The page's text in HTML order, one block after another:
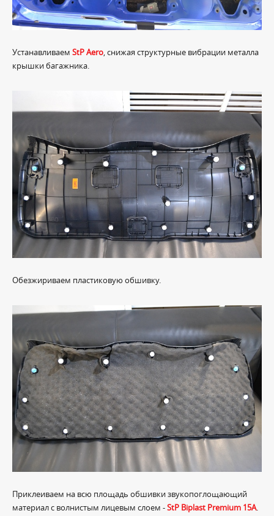
Устанавливаем StP Aero, снижая структурные вибрации металла
крышки багажника.
Обезжириваем пластиковую обшивку.
Приклеиваем на всю площадь обшивки звукопоглощающий
материал с волнистым лицевым слоем -StP Biplast Premium 15A.